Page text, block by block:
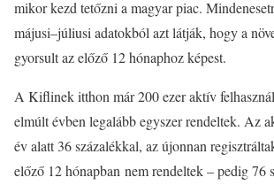
mikor kezd tetőzni a magyar piac.
májusi–júliusi adatokból azt látják, hogy a
gyorsult az előző 12 hónaphoz képest.
A Kiflinek itthon már 200 ezer aktív
elmúlt évben legalább egyszer rendeltek. Az
év alatt 36 százalékkal, az újonnan
előző 12 hónapban nem rendeltek – pedig 76